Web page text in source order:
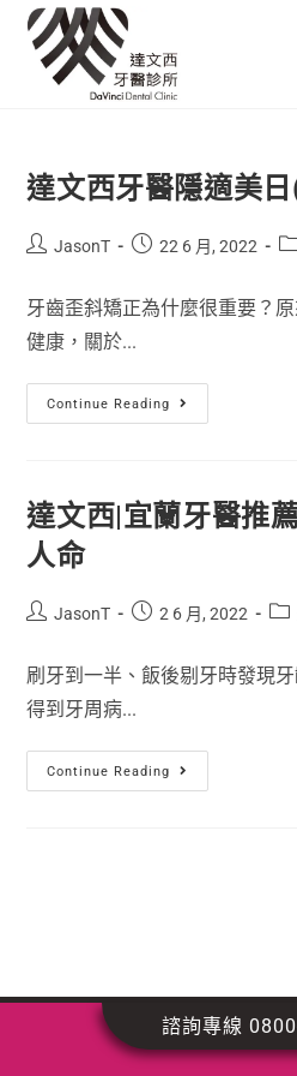
達文西牙醫隱適美
JasonT 22 6 月, 2022
牙齒歪斜矯正為什麼很重要？
健康，關於...
Continue Reading
達文西|宜蘭牙醫推
人命
JasonT 2 6 月, 2022
刷牙到一半、飯後剔牙時發現
得到牙周病...
Continue Reading
諮詢專線